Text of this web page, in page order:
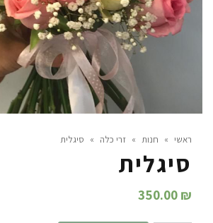
ראשי » חנות » זרי כלה » סיגלית
סיגלית
350.00 ₪